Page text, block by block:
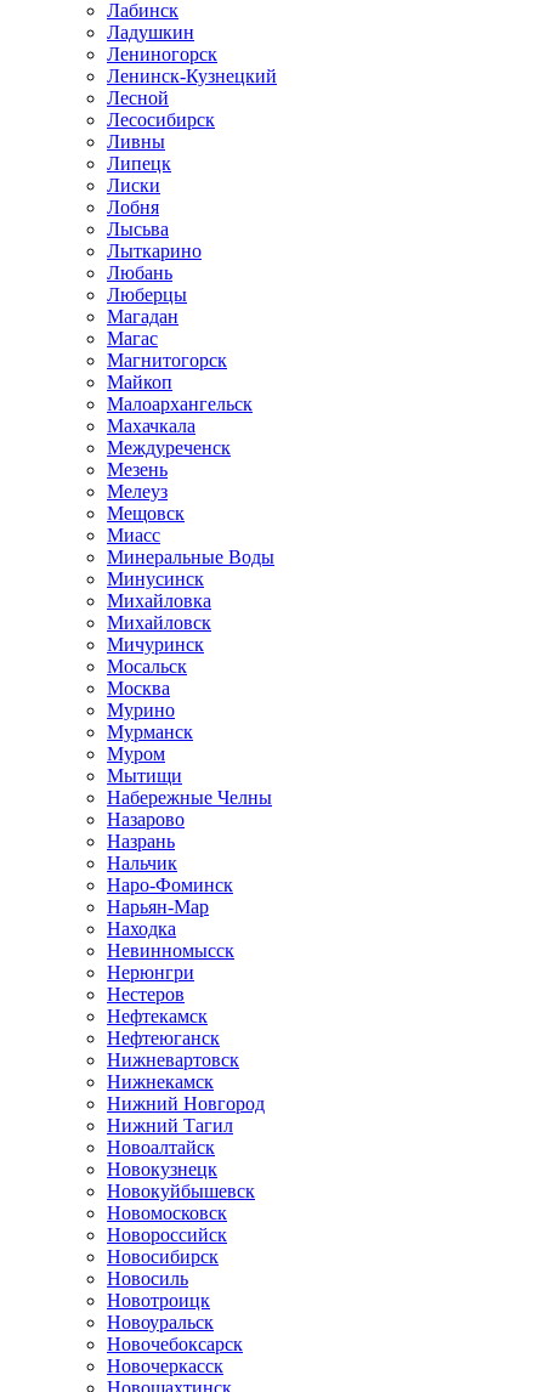
Лабинск
Ладушкин
Лениногорск
Ленинск-Кузнецкий
Лесной
Лесосибирск
Ливны
Липецк
Лиски
Лобня
Лысьва
Лыткарино
Любань
Люберцы
Магадан
Магас
Магнитогорск
Майкоп
Малоархангельск
Махачкала
Междуреченск
Мезень
Мелеуз
Мещовск
Миасс
Минеральные Воды
Минусинск
Михайловка
Михайловск
Мичуринск
Мосальск
Москва
Мурино
Мурманск
Муром
Мытищи
Набережные Челны
Назарово
Назрань
Нальчик
Наро-Фоминск
Нарьян-Мар
Находка
Невинномысск
Нерюнгри
Нестеров
Нефтекамск
Нефтеюганск
Нижневартовск
Нижнекамск
Нижний Новгород
Нижний Тагил
Новоалтайск
Новокузнецк
Новокуйбышевск
Новомосковск
Новороссийск
Новосибирск
Новосиль
Новотроицк
Новоуральск
Новочебоксарск
Новочеркасск
Новошахтинск